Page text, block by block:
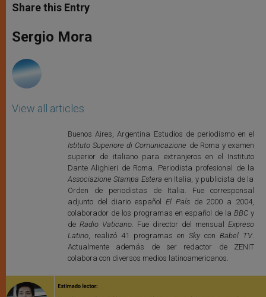
t
s
p
p
s
e
g
e
e
b
o
k
Share this Entry
Sergio Mora
View all articles
Buenos Aires, Argentina Estudios de periodismo en el
Istituto Superiore di Comunicazione de Roma y examen
superior de italiano para extranjeros en el Instituto
Dante Alighieri de Roma. Periodista profesional de la
Associazione Stampa Estera en Italia, y publicista de la
Orden de periodistas de Italia. Fue corresponsal
adjunto del diario españolEl Paísde 2000 a 2004,
colaborador de los programas en español de la BBCy
de Radio Vaticano. Fue director del mensualExpreso
Latino, realizó 41 programas en Skycon Babel TV
Actualmente además de ser redactor de ZENIT
colabora con diversos medios latinoamericanos.